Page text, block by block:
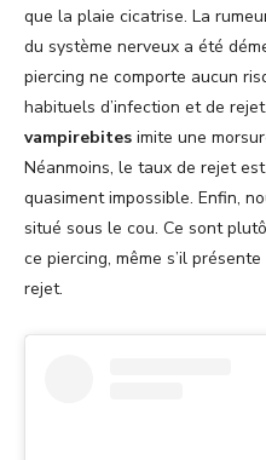
que la plaie cicatrise. La
du système nerveux a été
piercing ne comporte aucun
habituels d’infection et de
vampirebites imite une
Néanmoins, le taux de rejet
quasiment impossible. Enfin,
situé sous le cou. Ce sont
ce piercing, même s’il
rejet.